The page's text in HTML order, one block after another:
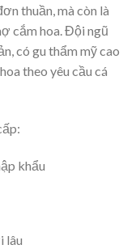
thuần, mà còn là
cắm hoa. Đội ngũ
có gu thẩm mỹ cao
theo yêu cầu cá
khẩu
lâu